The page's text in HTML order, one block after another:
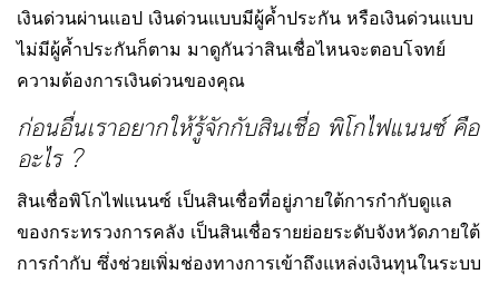
เงินด่วนผ่านแอป เงินด่วนแบบมีผู้ค้ำประกัน หรือเงินด่วนแบบ
ไม่มีผู้ค้ำประกันก็ตาม มาดูกันว่าสินเชื่อไหนจะตอบโจทย์
ความต้องการเงินด่วนของคุณ
ก่อนอื่นเราอยากให้รู้จักกับสินเชื่อ พิโกไฟแนนซ์ คือ
อะไร ?
สินเชื่อพิโกไฟแนนซ์ เป็นสินเชื่อที่อยู่ภายใต้การกำกับดูแล
ของกระทรวงการคลัง เป็นสินเชื่อรายย่อยระดับจังหวัดภายใต้
การกำกับ ซึ่งช่วยเพิ่มช่องทางการเข้าถึงแหล่งเงินทุนในระบบ